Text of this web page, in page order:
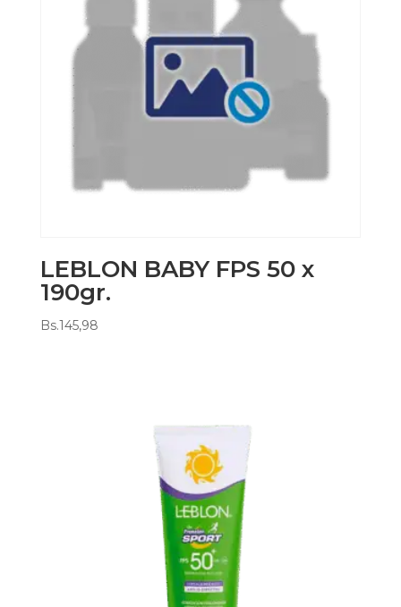
LEBLON BABY FPS 50 x
190gr.
Bs.145,98